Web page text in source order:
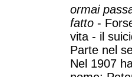
ormai
fatto -
vita - il
Parte nel
Nel 1907